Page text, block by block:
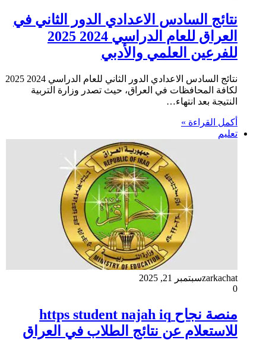
نتائج السادس الاعدادي الدور الثاني في
العراق للعام الدراسي 2024 2025
للفرعين العلمي والأدبي
نتائج السادس الاعدادي الدور الثاني للعام الدراسي 2024 2025
لكافة المحافظات في العراق، حيث تصدر وزارة التربية
النتيجة بعد انتهاء…
أكمل القراءة »
تعليم
zarkachatسبتمبر 21, 2025
0
منصة نجاح https student najah iq
للاستعلام عن نتائج الطلاب في العراق